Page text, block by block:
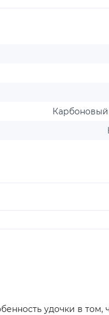
Карбоновый
удочки в том,